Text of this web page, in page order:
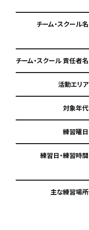
チーム・スクール名
チーム・スクール 責任者名
活動エリア
対象年代
練習曜日
練習日・練習時間
主な練習場所